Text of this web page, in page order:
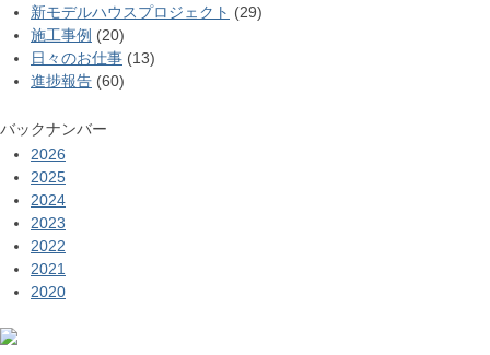
新モデルハウスプロジェクト (29)
施工事例 (20)
日々のお仕事 (13)
進捗報告 (60)
バックナンバー
2026
2025
2024
2023
2022
2021
2020